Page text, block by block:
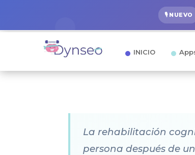
🎙️ NUEVO
INICIO
La rehabilitación
persona después de